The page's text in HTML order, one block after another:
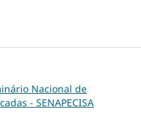
Nacional de
- SENAPECISA